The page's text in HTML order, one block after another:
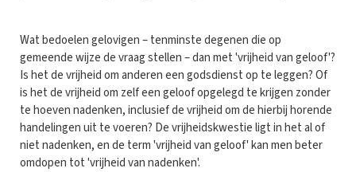
Wat bedoelen gelovigen – tenminste degenen die op
gemeende wijze de vraag stellen – dan met 'vrijheid van geloof'?
Is het de vrijheid om anderen een godsdienst op te leggen? Of
is het de vrijheid om zelf een geloof opgelegd te krijgen zonder
te hoeven nadenken, inclusief de vrijheid om de hierbij horende
handelingen uit te voeren? De vrijheidskwestie ligt in het al of
niet nadenken, en de term 'vrijheid van geloof' kan men beter
omdopen tot 'vrijheid van nadenken'.